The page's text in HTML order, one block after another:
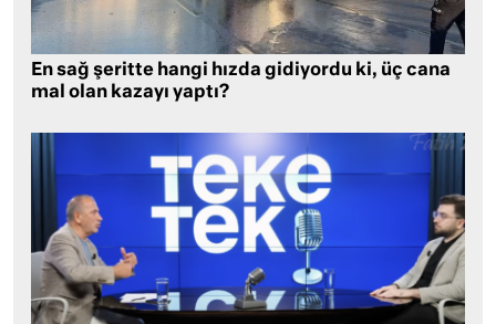
En sağ şeritte hangi hızda gidiyordu ki, üç cana
mal olan kazayı yaptı?